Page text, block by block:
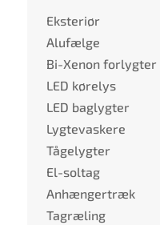
Eksteriør
Alufælge
Bi-Xenon forlygter
LED kørelys
LED baglygter
Lygtevaskere
Tågelygter
El-soltag
Anhængertræk
Tagræling